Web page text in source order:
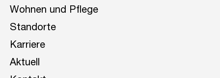
Wohnen und Pflege
Standorte
Karriere
Aktuell